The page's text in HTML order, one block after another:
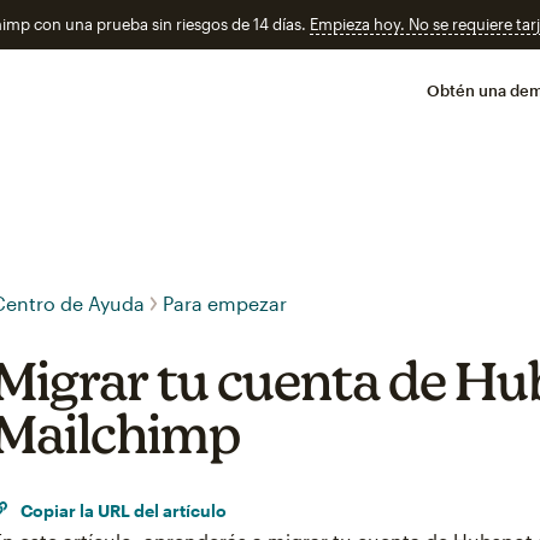
con una prueba sin riesgos de 14 días. Empieza hoy. No se requiere
Obtén una
de Ayuda Para empezar
tu cuenta de
Copiar la URL del artículo